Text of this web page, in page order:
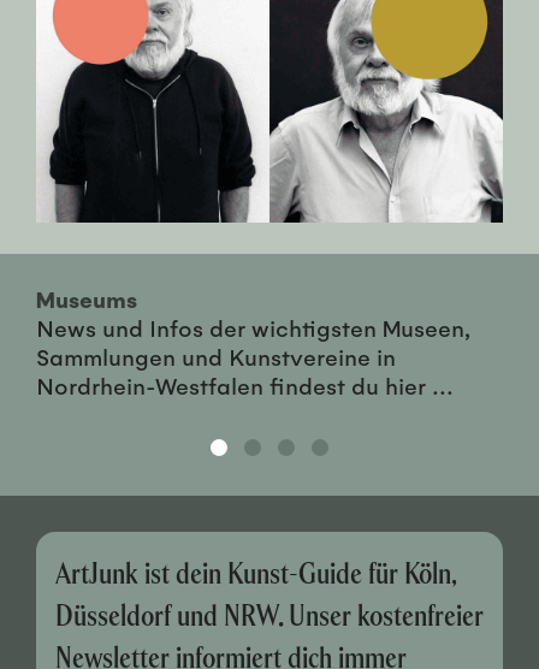
Museums
News und Infos der wichtigsten Museen,
Sammlungen und Kunstvereine in
Nordrhein-Westfalen findest du hier ...
ArtJunk ist dein Kunst-Guide für Köln,
Düsseldorf und NRW. Unser kostenfreier
Newsletter informiert dich immer